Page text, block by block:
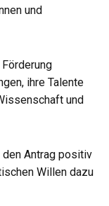
und
ihre Talente
und
den Antrag positiv
Willen dazu